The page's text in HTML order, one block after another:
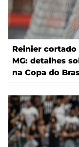
Reinier
MG: detalhes
na Copa do